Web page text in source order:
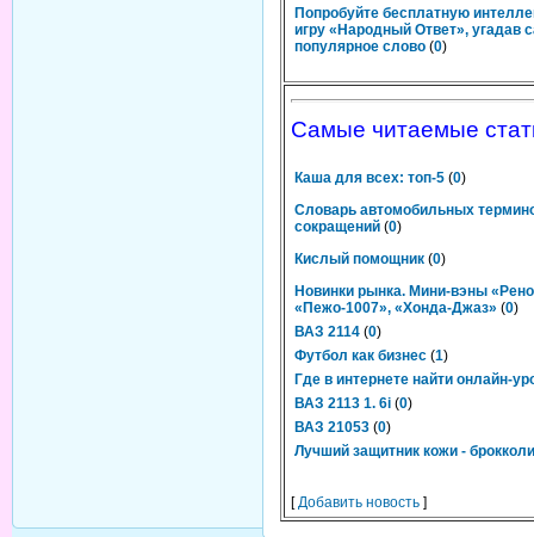
Попробуйте бесплатную
игру «Народный Ответ», угадав
популярное слово (0)
Самые читаемые
Каша для всех: топ-5 (0)
Словарь автомобильных
сокращений (0)
Кислый помощник (0)
Новинки рынка. Мини-вэны
«Пежо-1007», «Хонда-Джаз» (0)
ВАЗ 2114 (0)
Футбол как бизнес (1)
Где в интернете найти онлайн-
ВАЗ 2113 1. 6i (0)
ВАЗ 21053 (0)
Лучший защитник кожи - брокколи
[Добавить новость ]